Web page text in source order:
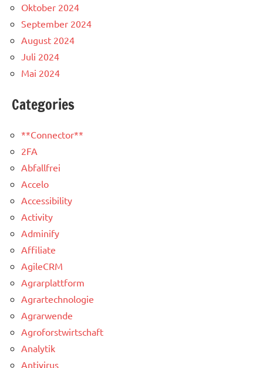
Oktober 2024
September 2024
August 2024
Juli 2024
Mai 2024
Categories
**Connector**
2FA
Abfallfrei
Accelo
Accessibility
Activity
Adminify
Affiliate
AgileCRM
Agrarplattform
Agrartechnologie
Agrarwende
Agroforstwirtschaft
Analytik
Antivirus